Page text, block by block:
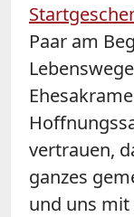
Paar am
vertrauen,
ganzes
und uns mit